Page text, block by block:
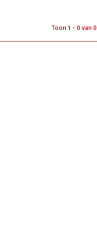
Toon 1 - 0 van 0